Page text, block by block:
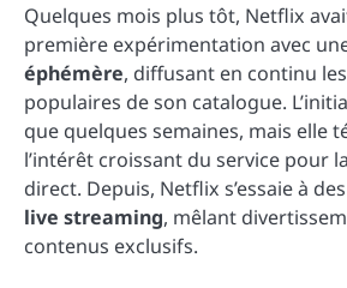
Quelques mois plus tôt, Netflix
première expérimentation avec
éphémère, diffusant en continu
populaires de son catalogue.
que quelques semaines, mais elle
l’intérêt croissant du service pour
direct. Depuis, Netflix s’essaie à des
live streaming, mêlant
contenus exclusifs.